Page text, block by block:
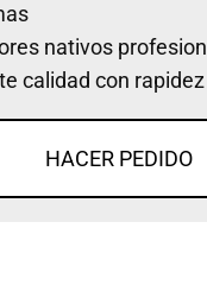
nativos
calidad con rapidez
HACER PEDIDO